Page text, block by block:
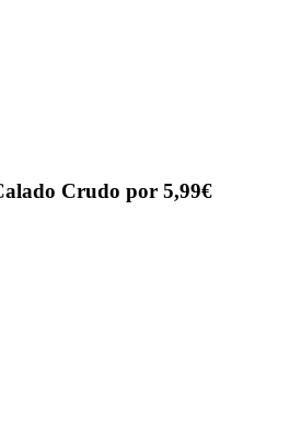
Crudo por 5,99€